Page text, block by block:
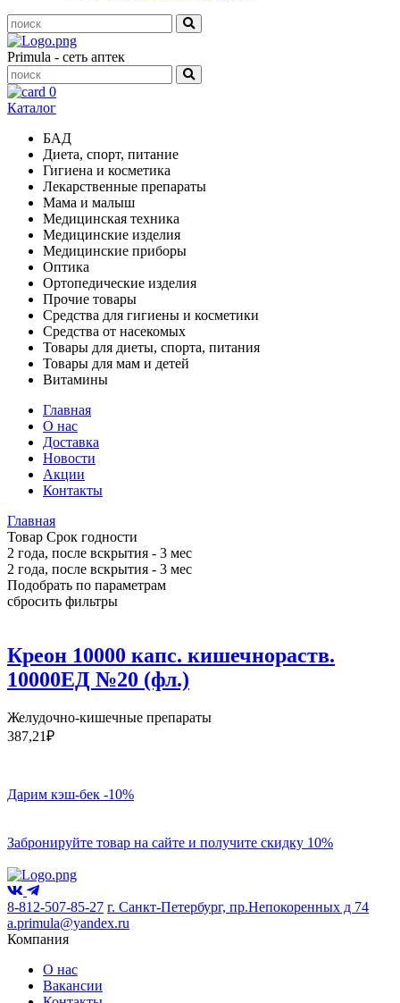
Primula - сеть аптек
0
Каталог
БАД
Диета, спорт, питание
Гигиена и косметика
Лекарственные препараты
Мама и малыш
Медицинская техника
Медицинские изделия
Медицинские приборы
Оптика
Ортопедические изделия
Прочие товары
Средства для гигиены и косметики
Средства от насекомых
Товары для диеты, спорта, питания
Товары для мам и детей
Витамины
Главная
О нас
Доставка
Новости
Акции
Контакты
Главная
Товар Срок годности
2 года, после вскрытия - 3 мес
2 года, после вскрытия - 3 мес
Подобрать по параметрам
сбросить фильтры
Креон 10000 капс. кишечнораств.
10000ЕД №20 (фл.)
Желудочно-кишечные препараты
387,21₽
Дарим кэш-бек -10%
Забронируйте товар на сайте и получите скидку 10%
8-812-507-85-27 г. Санкт-Петербург, пр.Непокоренных д 74
a.primula@yandex.ru
Компания
О нас
Вакансии